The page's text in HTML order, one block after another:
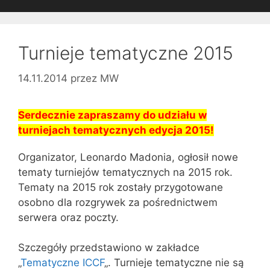
Turnieje tematyczne 2015
14.11.2014 przez MW
Serdecznie zapraszamy do udziału w
turniejach tematycznych edycja 2015!
Organizator, Leonardo Madonia, ogłosił nowe
tematy turniejów tematycznych na 2015 rok.
Tematy na 2015 rok zostały przygotowane
osobno dla rozgrywek za pośrednictwem
serwera oraz poczty.
Szczegóły przedstawiono w zakładce
„Tematyczne ICCF„. Turnieje tematyczne nie są